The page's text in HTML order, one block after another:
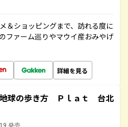
＆ショッピングまで、訪れる度に
ファーム巡りやマウイ産おみやげ
詳細を見る
球の歩き方 Ｐｌａｔ 台北
発売